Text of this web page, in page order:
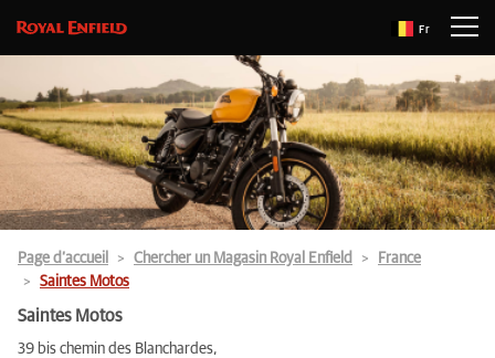
Fr
Page d’accueil Chercher un Magasin Royal Enfield
France
Saintes Motos
Saintes Motos
39 bis chemin des Blanchardes,